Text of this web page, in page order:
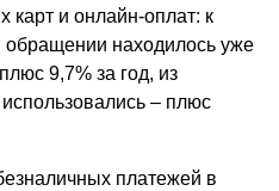
карт и онлайн-оплат: к
обращении находилось уже
9,7% за год, из
– плюс
платежей в